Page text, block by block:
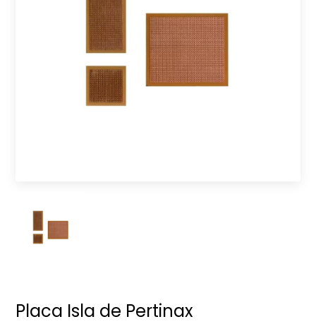
Placa Isla de Pertinax